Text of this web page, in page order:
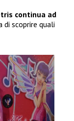
continua ad
di scoprire quali